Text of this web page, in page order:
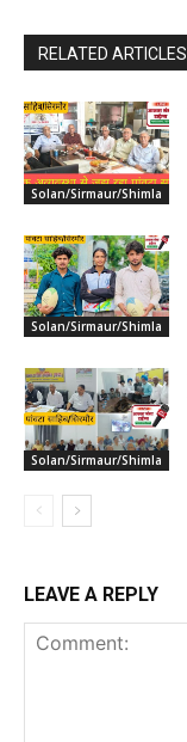
RELATED ARTICLES
Solan/Sirmaur/Shimla
Solan/Sirmaur/Shimla
Solan/Sirmaur/Shimla
LEAVE A REPLY